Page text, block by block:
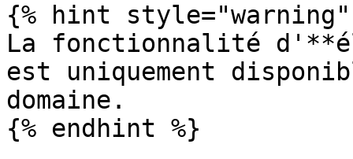
{% hint style="warning"
La fonctionnalité
est uniquement
domaine.
{% endhint %}